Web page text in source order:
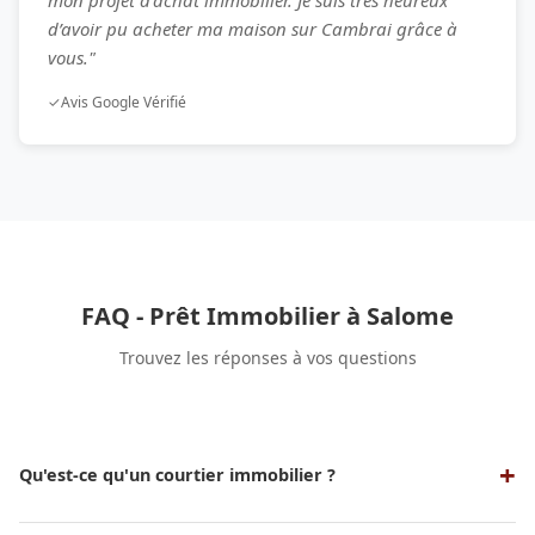
d’avoir pu acheter ma maison sur Cambrai grâce à
vous."
✓Avis Google Vérifié
FAQ - Prêt Immobilier à Salome
Trouvez les réponses à vos questions
Qu'est-ce qu'un courtier immobilier ?